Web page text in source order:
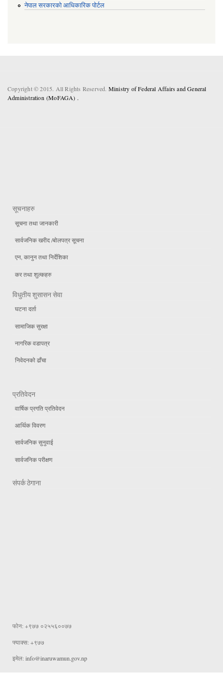
नेपाल सरकारको आधिकारिक पोर्टल
Copyright © 2015. All Rights Reserved. Ministry of Federal Affairs and General
Administration (MoFAGA) .
सूचनाहरु
सूचना तथा जानकारी
सार्वजनिक खरीद /बोलपत्र सूचना
एन, कानुन तथा निर्देशिका
कर तथा शुल्कहरु
विधुतीय शुसासन सेवा
घटना दर्ता
सामाजिक सुरक्षा
नागरिक वडापत्र
निवेदनको ढाँचा
प्रतिवेदन
वार्षिक प्रगति प्रतिवेदन
आर्थिक विवरण
सार्वजनिक सुनुवाई
सार्वजनिक परीक्षण
संपर्क ठेगाना
फोन: +९७७ ०२५५६००७७
फ्याक्स: +९७७
इमेल: info@inaruwamun.gov.np